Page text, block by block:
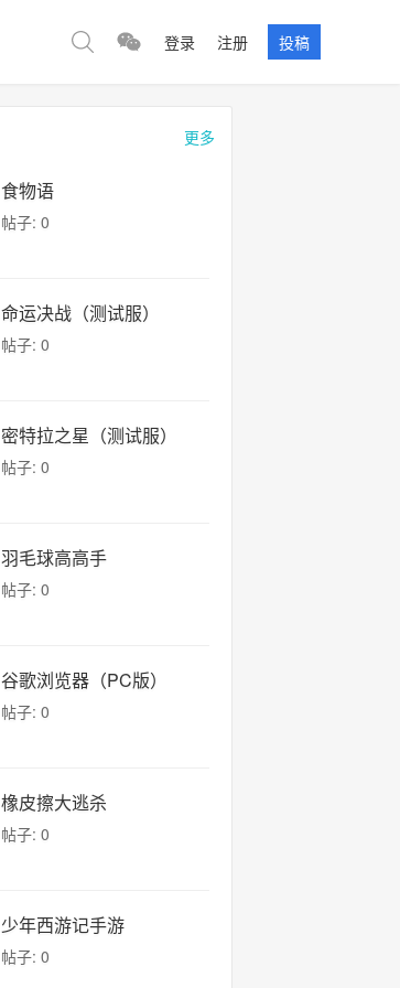
登录 注册 投稿
更多
食物语
帖子: 0
命运决战（测试服）
帖子: 0
密特拉之星（测试服）
帖子: 0
羽毛球高高手
帖子: 0
谷歌浏览器（PC版）
帖子: 0
橡皮擦大逃杀
帖子: 0
少年西游记手游
帖子: 0